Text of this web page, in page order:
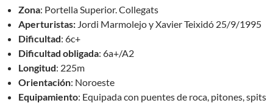
Zona: Portella Superior. Collegats
Aperturistas: Jordi Marmolejo y Xavier Teixidó 25/9/1995
Dificultad: 6c+
Dificultad obligada: 6a+/A2
Longitud: 225m
Orientación: Noroeste
Equipamiento: Equipada con puentes de roca, pitones, spits